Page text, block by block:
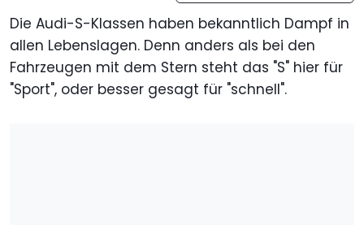
Die Audi-S-Klassen haben bekanntlich Dampf in
allen Lebenslagen. Denn anders als bei den
Fahrzeugen mit dem Stern steht das "S" hier für
"Sport", oder besser gesagt für "schnell".